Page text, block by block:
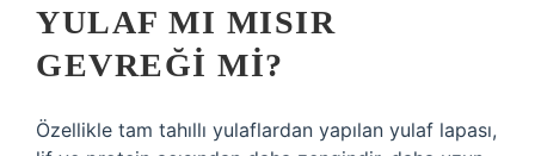
YULAF MI MISIR
GEVREĞI MI?
Özellikle tam tahıllı yulaflardan yapılan yulaf lapası,